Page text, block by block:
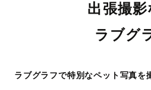
出張撮影
ラブグ
ラブグラフで特別なペット写真を